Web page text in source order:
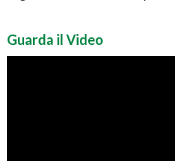
Guarda il Video